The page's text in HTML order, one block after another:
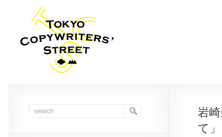
岩
て」